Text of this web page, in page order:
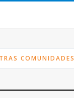
COMUNIDADES